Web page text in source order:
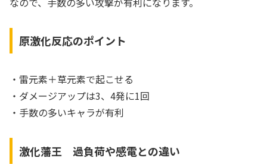
原激化反応のポイント
・雷元素＋草元素で起こせる
・ダメージアップは3、4発に1回
・手数の多いキャラが有利
激化藩王 過負荷や感電との違い